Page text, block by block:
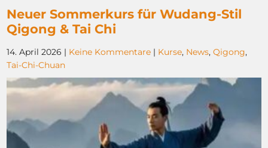
Neuer Sommerkurs für Wudang-Stil
Qigong & Tai Chi
14. April 2026 | Keine Kommentare | Kurse, News,Qigong,
Tai-Chi-Chuan